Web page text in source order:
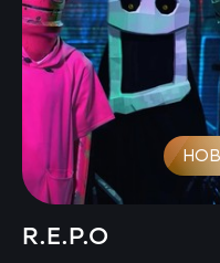
R.E.P.O